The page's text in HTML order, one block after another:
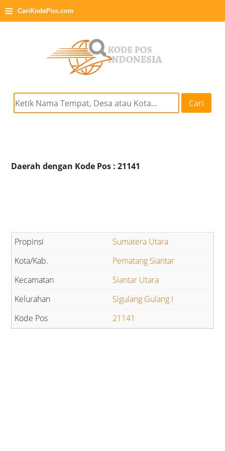
≡ CariKodePos.com
Cari
Daerah dengan Kode Pos : 21141
Sumatera Utara
Pematang Siantar
Siantar Utara
Sigulang Gulang I
21141